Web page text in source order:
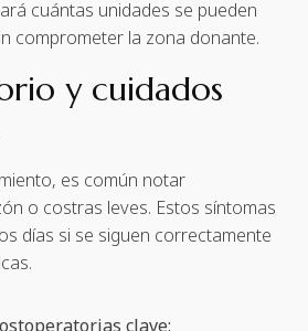
cuántas unidades se pueden
comprometer la zona donante.
y cuidados
es común notar
o costras leves. Estos síntomas
días si se siguen correctamente
clave: